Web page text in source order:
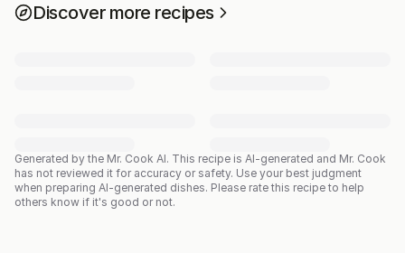
Discover more recipes
Generated by the Mr. Cook AI. This recipe is AI-generated and Mr. Cook
has not reviewed it for accuracy or safety. Use your best judgment
when preparing AI-generated dishes. Please rate this recipe to help
others know if it's good or not.